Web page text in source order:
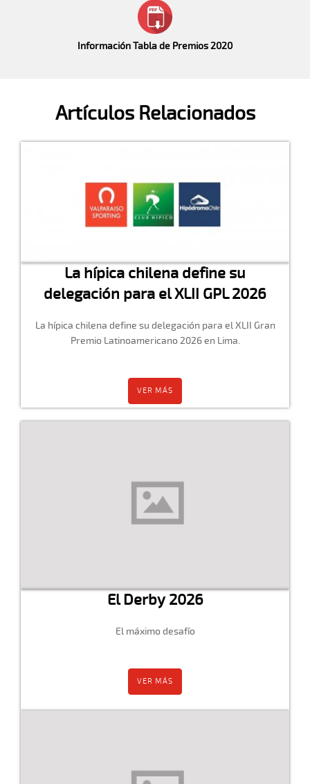
Información Tabla de Premios 2020
Artículos Relacionados
La hípica chilena define su
delegación para el XLII GPL 2026
La hípica chilena define su delegación para el XLII Gran
Premio Latinoamericano 2026 en Lima.
VER MÁS
El Derby 2026
El máximo desafío
VER MÁS